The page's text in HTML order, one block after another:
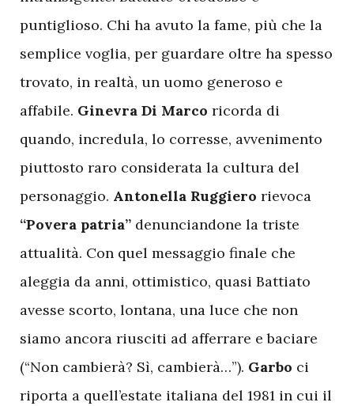
puntiglioso. Chi ha avuto la fame, più che la
semplice voglia, per guardare oltre ha spesso
trovato, in realtà, un uomo generoso e
affabile. Ginevra Di Marco ricorda di
quando, incredula, lo corresse, avvenimento
piuttosto raro considerata la cultura del
personaggio. Antonella Ruggiero rievoca
“Povera patria” denunciandone la triste
attualità. Con quel messaggio finale che
aleggia da anni, ottimistico, quasi Battiato
avesse scorto, lontana, una luce che non
siamo ancora riusciti ad afferrare e baciare
(“Non cambierà? Sì, cambierà…”). Garbo ci
riporta a quell’estate italiana del 1981 in cui il